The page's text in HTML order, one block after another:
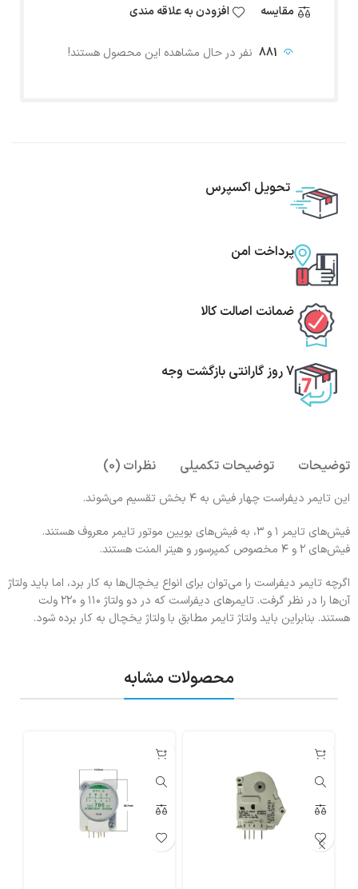
مقایسه افزودن به علاقه مندی
881 نفر در حال مشاهده این محصول هستند!
تحویل اکسپرس
پرداخت امن
ضمانت اصالت کالا
7 روز گارانتی بازگشت وجه
توضیحات توضیحات تکمیلی نظرات (0)
این تایمر دیفراست چهار فیش به ۴ بخش تقسیم می‌شوند.
فیش‌های تایمر ۱ و ۳، به فیش‌های بویین موتور تایمر معروف هستند.
فیش‌های ۲ و ۴ مخصوص کمپرسور و هیتر المنت هستند.
اگرچه تایمر دیفراست را می‌توان برای انواع یخچال‌ها به کار برد، اما باید ولتاژ
آن‌ها را در نظر گرفت. تایمر‌های دیفراست که در دو ولتاژ ۱۱۰ و ۲۲۰ ولت
هستند. بنابراین باید ولتاژ تایمر مطابق با ولتاژ یخچال به کار برده شود.
محصولات مشابه